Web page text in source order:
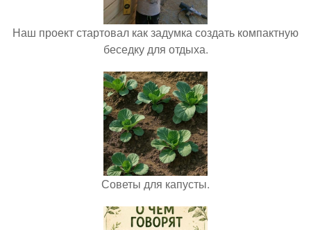
Наш проект стартовал как задумка создать компактную
беседку для отдыха.
Советы для капусты.